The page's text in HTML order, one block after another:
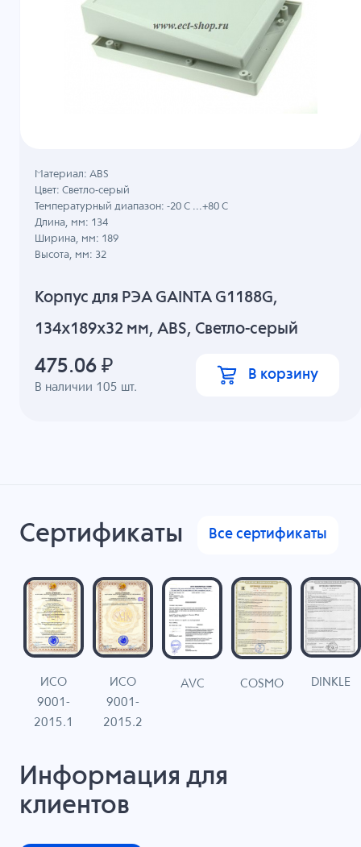
Корпус для РЭА GAINTA G1188G,
134x189x32 мм, ABS, Светло-серый
В наличии 105 шт.
Материал: ABS
Цвет: Светло-серый
Температурный диапазон: -20 C ...+80 C
Длина, мм: 134
Ширина, мм: 189
Высота, мм: 32
475.06 ₽ В корзину
Сертификаты Все сертификаты
ИСО
9001-
2015.1
ИСО
9001-
2015.2
AVC COSMO DINKLE
Информация для
клиентов